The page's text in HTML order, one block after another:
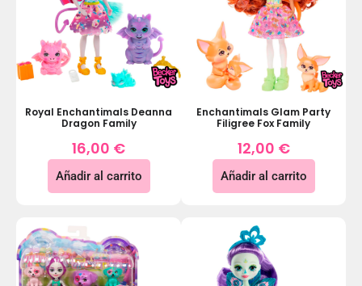
Royal Enchantimals Deanna
Dragon Family
16,00 €
Añadir al carrito
Enchantimals Glam Party
Filigree Fox Family
12,00 €
Añadir al carrito